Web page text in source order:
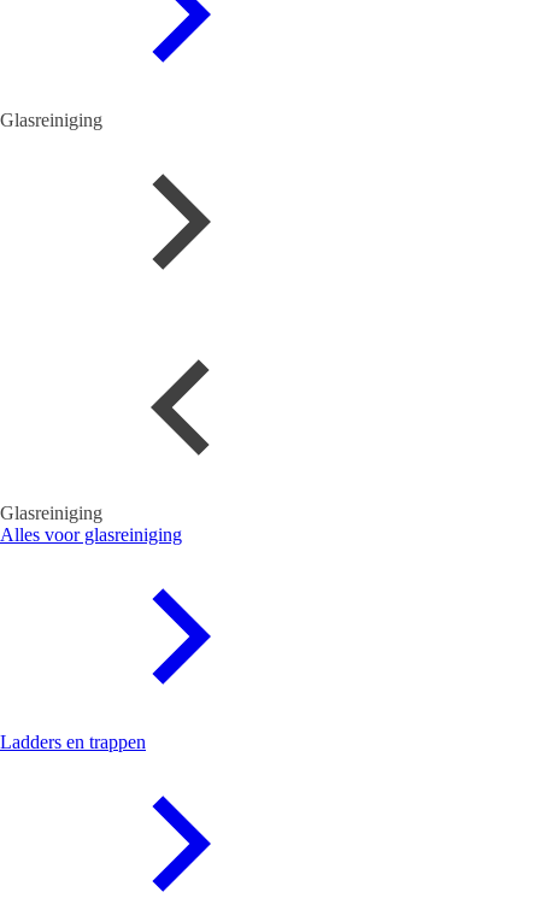
Glasreiniging
Glasreiniging
Alles voor glasreiniging
Ladders en trappen